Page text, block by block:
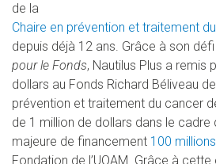
de la
Chaire en prévention et traitement
depuis déjà 12 ans. Grâce à son défi
pour le Fonds, Nautilus Plus a remis
dollars au Fonds Richard Béliveau
prévention et traitement du cancer
de 1 million de dollars dans le cadre
majeure de financement 100
Fondation de l’UQAM. Grâce à